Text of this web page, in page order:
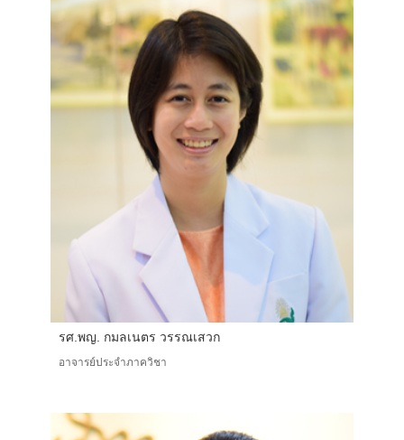
รศ.พญ. กมลเนตร วรรณเสวก
อาจารย์ประจำภาควิชา